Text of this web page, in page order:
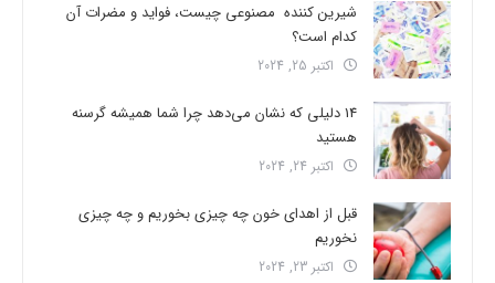
شیرین کننده مصنوعی چیست، فواید و مضرات آن
کدام است؟
اکتبر 25, 2024
14 دلیلی که نشان می‌دهد چرا شما همیشه گرسنه
هستید
اکتبر 24, 2024
قبل از اهدای خون چه چیزی بخوریم و چه چیزی
نخوریم
اکتبر 23, 2024